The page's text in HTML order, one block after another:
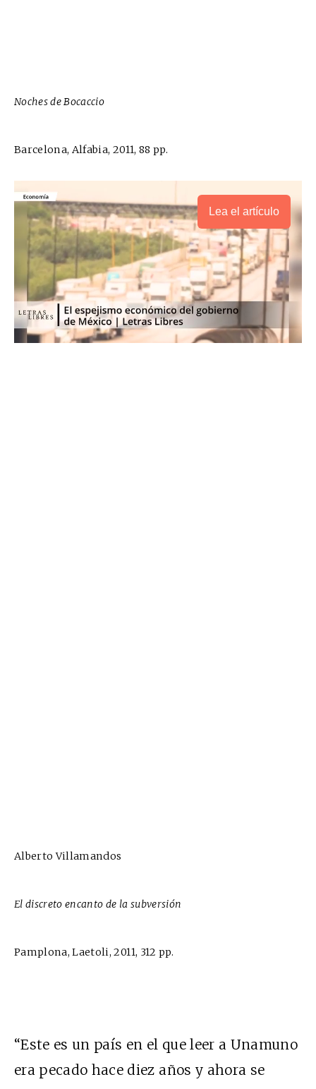
Noches de Bocaccio
Barcelona, Alfabia, 2011, 88 pp.
Lea el artículo
Alberto Villamandos
El discreto encanto de la subversión
Pamplona, Laetoli, 2011, 312 pp.
“Este es un país en el que leer a Unamuno
era pecado hace diez años y ahora se